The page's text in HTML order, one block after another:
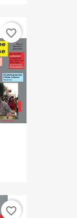
favorite_border
favorite_border